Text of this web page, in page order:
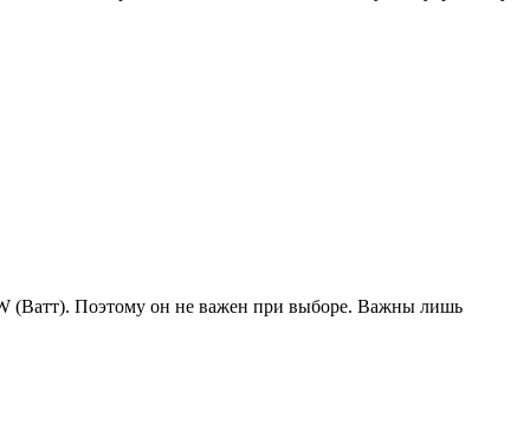
(Ватт). Поэтому он не важен при выборе. Важны лишь